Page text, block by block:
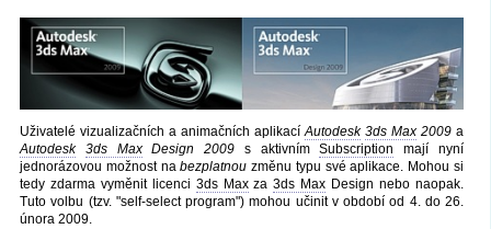
Uživatelé vizualizačních a animačních aplikacíAutodesk 3ds Max 2009 a
Autodesk
3ds MaxDesign 2009 s aktivnímSubscription
mají nyní
jednorázovou možnost nabezplatnou změnu typu své aplikace. Mohou si
tedy zdarma vyměnit licenci 3ds Maxza3ds Max Design nebo naopak.
Tuto volbu (tzv. "self-select program") mohou učinit v období od 4. do 26.
února 2009.